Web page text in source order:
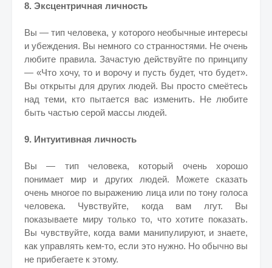
8. Эксцентричная личность
Вы — тип человека, у которого необычные интересы
и убеждения. Вы немного со странностями. Не очень
любите правила. Зачастую действуйте по принципу
— «Что хочу, то и ворочу и пусть будет, что будет».
Вы открыты для других людей. Вы просто смеётесь
над теми, кто пытается вас изменить. Не любите
быть частью серой массы людей.
9. Интуитивная личность
Вы — тип человека, который очень хорошо
понимает мир и других людей. Можете сказать
очень многое по выражению лица или по тону голоса
человека. Чувствуйте, когда вам лгут. Вы
показываете миру только то, что хотите показать.
Вы чувствуйте, когда вами манипулируют, и знаете,
как управлять кем-то, если это нужно. Но обычно вы
не прибегаете к этому.